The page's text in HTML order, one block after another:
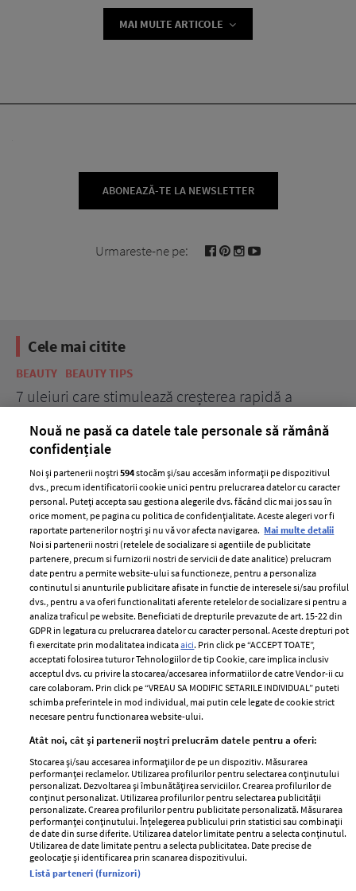
MAI MULTE ARTICOLE
ABONEAZĂ-TE LA NEWSLETTER
Urmareste-ne pe:
Cele mai citite
BEAUTY BEAUTY TIPS
7 uleiuri care stimulează creșterea rapidă a
ELLE Style Awards
2024
Despre ELLE
Romania
Contact
Abonamente
Termeni si conditii
Politica de
confidențialitate
Politica de cookies
Publicitate
GSP
Unica
Baby
Retete
femei
Viva
Avantaje
Retete practice
Pariază responsabil! Decizia ONJN nr. 821/25.09.2025.
Jocurile de noroc sunt interzise minorilor.
Nouă ne pasă ca datele tale personale să rămână
confidențiale
Noi și partenerii noștri594stocăm și/sau accesăm informații pe dispozitivul
dvs., precum identificatorii cookie unici pentru prelucrarea datelor cu caracter
personal. Puteți accepta sau gestiona alegerile dvs. făcând clic mai jos sau în
orice moment, pe pagina cu politica de confidențialitate. Aceste alegeri vor fi
raportate partenerilor noștri și nu vă vor afecta navigarea. Mai multe detalii
Noi si partenerii nostri (retelele de socializare si agentiile de publicitate
partenere, precum si furnizorii nostri de servicii de date analitice) prelucram
date pentru a permite website-ului sa functioneze, pentru a personaliza
continutul si anunturile publicitare afisate in functie de interesele si/sau profilul
dvs., pentru a va oferi functionalitati aferente retelelor de socializare si pentru a
analiza traficul pe website. Beneficiati de drepturile prevazute de art. 15-22 din
GDPR in legatura cu prelucrarea datelor cu caracter personal. Aceste drepturi pot
fi exercitate prin modalitatea indicataaici. Prin click pe “ACCEPT TOATE”,
acceptati folosirea tuturor Tehnologiilor de tip Cookie, care implica inclusiv
acceptul dvs. cu privire la stocarea/accesarea informatiilor de catre Vendor-ii cu
care colaboram. Prin click pe “VREAU SA MODIFIC SETARILE INDIVIDUAL” puteti
schimba preferintele in mod individual, mai putin cele legate de cookie strict
necesare pentru functionarea website-ului.
Atât noi, cât și partenerii noștri prelucrăm datele pentru a oferi:
Stocarea și/sau accesarea informațiilor de pe un dispozitiv. Măsurarea
performanței reclamelor. Utilizarea profilurilor pentru selectarea conținutului
personalizat. Dezvoltarea și îmbunătățirea serviciilor. Crearea profilurilor de
conținut personalizat. Utilizarea profilurilor pentru selectarea publicității
personalizate. Crearea profilurilor pentru publicitate personalizată. Măsurarea
performanței conținutului. Înțelegerea publicului prin statistici sau combinații
de date din surse diferite. Utilizarea datelor limitate pentru a selecta conținutul.
Utilizarea de date limitate pentru a selecta publicitatea. Date precise de
geolocație și identificarea prin scanarea dispozitivului.
Listă parteneri (furnizori)